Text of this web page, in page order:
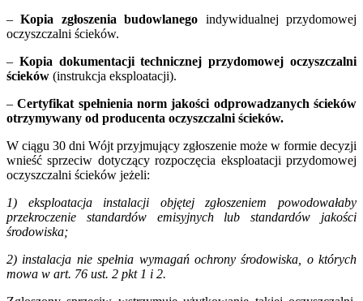
–Kopia zgłoszenia budowlanego indywidualnej przydomowej
oczyszczalni ścieków.
– Kopia dokumentacji technicznej przydomowej oczyszczalni
ścieków (instrukcja eksploatacji).
–Certyfikat spełnienia norm jakości odprowadzanych ścieków
otrzymywany od producenta oczyszczalni ścieków.
W ciągu 30 dni Wójt przyjmujący zgłoszenie może w formie decyzji
wnieść sprzeciw dotyczący rozpoczęcia eksploatacji przydomowej
oczyszczalni ścieków jeżeli:
1) eksploatacja instalacji objętej zgłoszeniem powodowałaby
przekroczenie standardów emisyjnych lub standardów jakości
środowiska;
2) instalacja nie spełnia wymagań ochrony środowiska, o których
mowa w art. 76 ust. 2 pkt 1 i 2.